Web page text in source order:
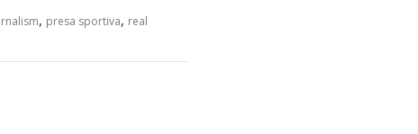
, presa sportiva, real